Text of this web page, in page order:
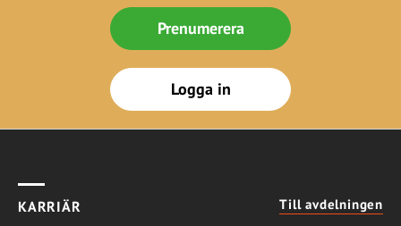
Prenumerera
Logga in
KARRIÄR Till avdelningen